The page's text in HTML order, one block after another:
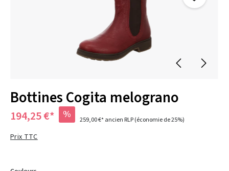
Bottines Cogita melograno
194,25 €* % 259,00 €*ancien RLP(économie de 25%)
Prix TTC